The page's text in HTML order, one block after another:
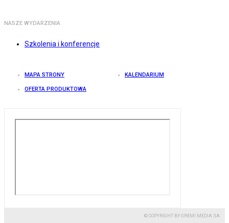
NASZE WYDARZENIA
Szkolenia i konferencje
MAPA STRONY KALENDARIUM
OFERTA PRODUKTOWA
© COPYRIGHT BY GREMI MEDIA SA